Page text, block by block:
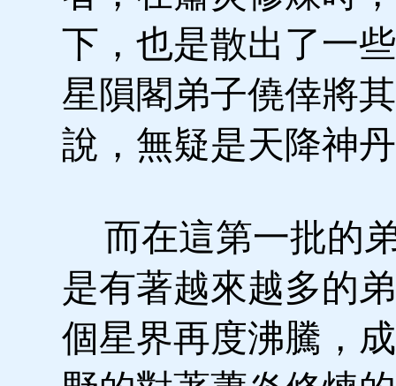
下，也是散出了一
星隕閣弟子僥倖將
說，無疑是天降神丹
而在這第一批的
是有著越來越多的
個星界再度沸騰，